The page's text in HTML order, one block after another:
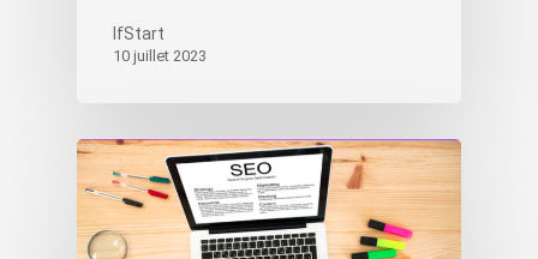
IfStart
10 juillet 2023